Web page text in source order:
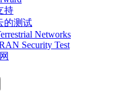
持
的测试
Networks
Security Test